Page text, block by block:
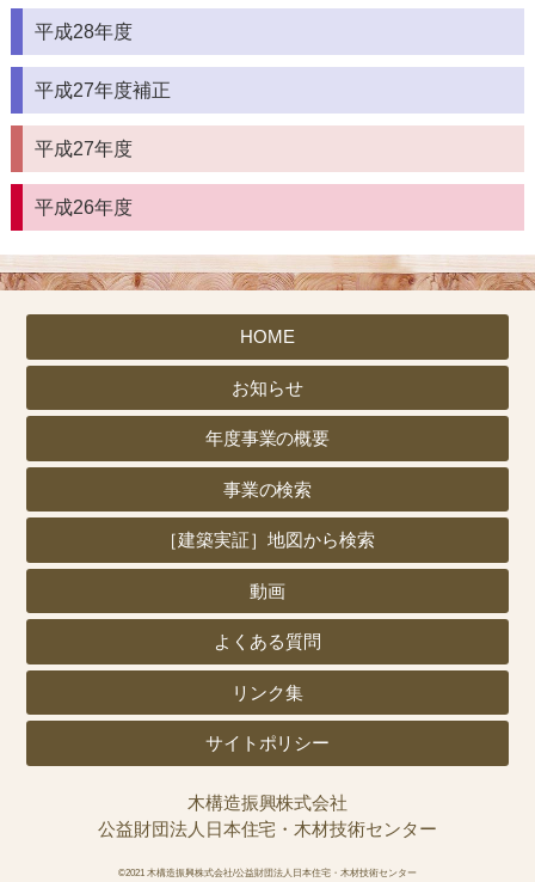
平成28年度
平成27年度補正
平成27年度
平成26年度
HOME
お知らせ
年度事業の概要
事業の検索
［建築実証］地図から検索
動画
よくある質問
リンク集
サイトポリシー
木構造振興株式会社
公益財団法人日本住宅・木材技術センター
©2021 木構造振興株式会社/公益財団法人日本住宅・木材技術センター